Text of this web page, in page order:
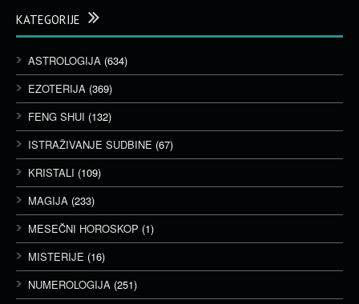
KATEGORIJE
ASTROLOGIJA (634)
EZOTERIJA (369)
FENG SHUI (132)
ISTRAŽIVANJE SUDBINE (67)
KRISTALI (109)
MAGIJA (233)
MESEČNI HOROSKOP (1)
MISTERIJE (16)
NUMEROLOGIJA (251)